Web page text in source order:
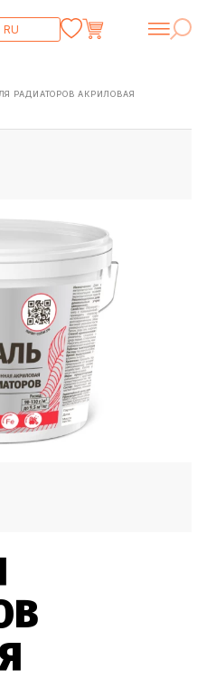
РАДИАТОРОВ АКРИЛОВАЯ